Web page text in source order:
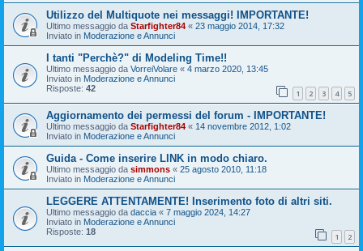
Utilizzo del Multiquote nei messaggi! IMPORTANTE!
Ultimo messaggio da Starfighter84 « 23 maggio 2014, 17:32
Inviato in Moderazione e Annunci
I tanti "Perchè?" di Modeling Time!!
Ultimo messaggio da VorreiVolare « 4 marzo 2020, 13:45
Inviato in Moderazione e Annunci
Risposte: 42 1 2 3 4 5
Aggiornamento dei permessi del forum - IMPORTANTE!
Ultimo messaggio da Starfighter84 « 14 novembre 2012, 1:02
Inviato in Moderazione e Annunci
Guida - Come inserire LINK in modo chiaro.
Ultimo messaggio da simmons « 25 agosto 2010, 11:18
Inviato in Moderazione e Annunci
LEGGERE ATTENTAMENTE! Inserimento foto di altri siti.
Ultimo messaggio da daccia « 7 maggio 2024, 14:27
Inviato in Moderazione e Annunci
Risposte: 18 1 2